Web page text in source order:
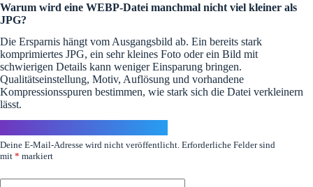
Warum wird eine WEBP-Datei manchmal nicht viel kleiner als
JPG?
Die Ersparnis hängt vom Ausgangsbild ab. Ein bereits stark
komprimiertes JPG, ein sehr kleines Foto oder ein Bild mit
schwierigen Details kann weniger Einsparung bringen.
Qualitätseinstellung, Motiv, Auflösung und vorhandene
Kompressionsspuren bestimmen, wie stark sich die Datei verkleinern
lässt.
Deine E-Mail-Adresse wird nicht veröffentlicht. Erforderliche Felder sind
mit * markiert